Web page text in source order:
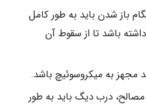
باز شدن باید به طور کامل
باشد تا از سقوط آن
مجهز به میکروسوئیچ باشد.
درب دیگ باید به طور